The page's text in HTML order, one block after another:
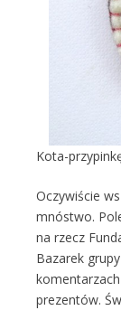
Kota-
Oczywiście
mnóstwo.
na rzecz
Bazarek
prezentów.